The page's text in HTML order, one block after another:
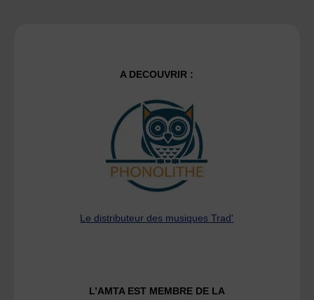
A DECOUVRIR :
Le distributeur des musiques Trad'
L’AMTA EST MEMBRE DE LA